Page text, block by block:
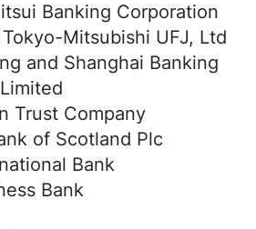
Banking Corporation
Mitsubishi UFJ, Ltd
and Shanghai Banking
Trust Company
of Scotland Plc
Bank
Bank